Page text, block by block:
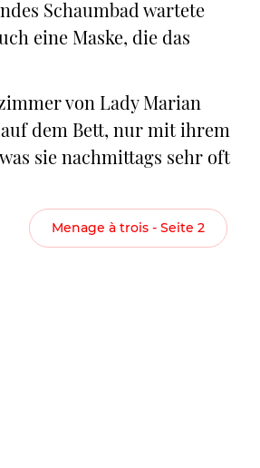
Schaumbad wartete
eine Maske, die das
von Lady Marian
dem Bett, nur mit ihrem
sie nachmittags sehr oft
Menage à trois - Seite 2